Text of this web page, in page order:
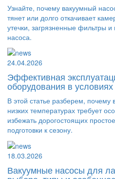
Узнайте, почему вакуумный
тянет или долго откачивает
утечки, загрязненные фильтры
насоса.
24.04.2026
Эффективная
оборудования в
В этой статье разберем,
низких температурах требует
избежать дорогостоящих
подготовки к сезону.
18.03.2026
Вакуумные насосы для